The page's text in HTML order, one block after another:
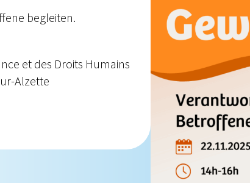
begleiten.
et des Droits Humains
Alzette